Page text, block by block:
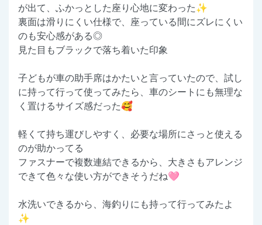
が出て、ふかっとした座り心地に変わった✨️
裏面は滑りにくい仕様で、座っている間にズレにくい
のも安心感がある◎
見た目もブラックで落ち着いた印象
子どもが車の助手席はかたいと言っていたので、試し
に持って行って使ってみたら、車のシートにも無理な
く置けるサイズ感だった🥰
軽くて持ち運びしやすく、必要な場所にさっと使える
のが助かってる
ファスナーで複数連結できるから、大きさもアレンジ
できて色々な使い方ができそうだね🩷
水洗いできるから、海釣りにも持って行ってみたよ
✨️